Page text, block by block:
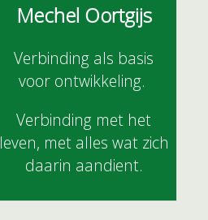
Mechel Oortgijs
Verbinding als basis
voor ontwikkeling.
Verbinding met het
leven, met alles wat zich
daarin aandient.